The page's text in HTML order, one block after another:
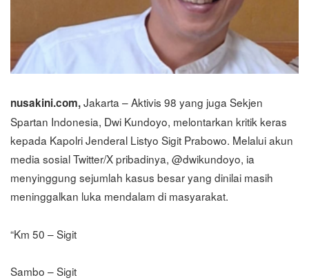
nusakini.com,Jakarta – Aktivis 98 yang juga Sekjen
Spartan Indonesia, Dwi Kundoyo, melontarkan kritik keras
kepada Kapolri Jenderal Listyo Sigit Prabowo. Melalui akun
media sosial Twitter/X pribadinya, @dwikundoyo, ia
menyinggung sejumlah kasus besar yang dinilai masih
meninggalkan luka mendalam di masyarakat.
“Km 50 – Sigit
Sambo – Sigit